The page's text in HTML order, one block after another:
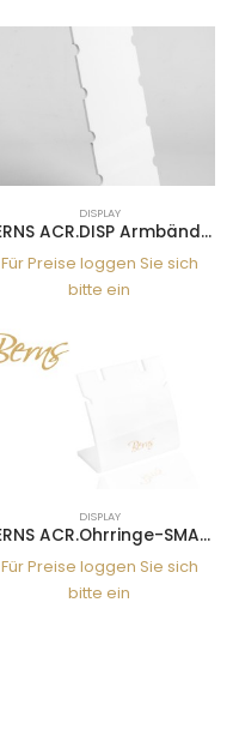
DISPLAY
BERNS ACR.DISP Armbänder HOLDER 8,5*7 *24CM
Für Preise loggen Sie sich
bitte ein
DISPLAY
BERNS ACR.Ohrringe-SMALL HOLDER 4*4CM
Für Preise loggen Sie sich
bitte ein